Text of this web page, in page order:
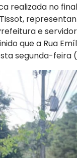
realizada no
e
que a Rua
segunda-feira